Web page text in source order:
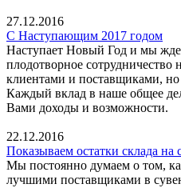
27.12.2016
С Наступающим 2017 годом
Наступает Новый Год и мы
плодотворное
клиентами и поставщиками,
Каждый вклад в наше общее
Вами доходы и возможности.
22.12.2016
Показываем остатки склада на
Мы постоянно думаем о том,
лучшими поставщиками в